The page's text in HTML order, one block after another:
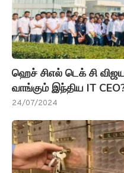
ஹெச் சிஎல் டெக் சி
வாங்கும் இந்திய IT
24/07/2024